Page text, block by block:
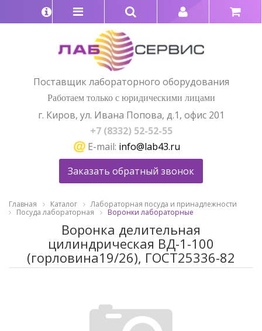
Поставщик лабораторного оборудования
Работаем только с юридическими лицами
г. Киров, ул. Ивана Попова, д.1, офис 201
+7 (8332) 52-52-55
E-mail: info@lab43.ru
Заказать обратный звонок
Главная Каталог
Лабораторная посуда и принадлежности
Посуда лабораторная
Воронки лабораторные
Воронка делительная
цилиндрическая ВД-1-100
(горловина19/26), ГОСТ25336-82